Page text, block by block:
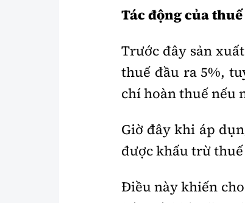
Văn hóa
Lái xe an
Chung
Văn hóa
Tác động của
Trước đây sản
thuế đầu ra 5%,
chí hoàn thuế nếu
Giờ đây khi áp
được khấu trừ
Điều này khiến